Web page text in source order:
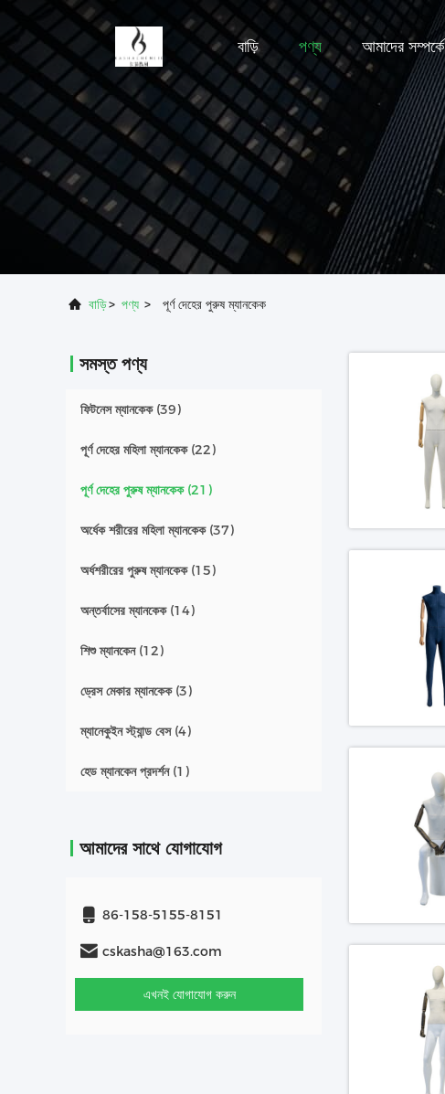
বাড়ি পণ্য আমাদের সম্পর্কে
বাড়ি> পণ্য > পূর্ণ দেহের পুরুষ ম্যানকেক
সমস্ত পণ্য
ফিটনেস ম্যানকেক(39)
পূর্ণ দেহের মহিলা ম্যানকেক(22)
পূর্ণ দেহের পুরুষ ম্যানকেক(21)
অর্ধেক শরীরের মহিলা ম্যানকেক(37)
অর্ধশরীরের পুরুষ ম্যানকেক(15)
অন্তর্বাসের ম্যানকেক(14)
শিশু ম্যানকেন(12)
ড্রেস মেকার ম্যানকেক(3)
ম্যানেকুইন স্ট্যান্ড বেস(4)
হেড ম্যানকেন প্রদর্শন(1)
আমাদের সাথে যোগাযোগ
86-158-5155-8151
cskasha@163.com
এখনই যোগাযোগ করুন